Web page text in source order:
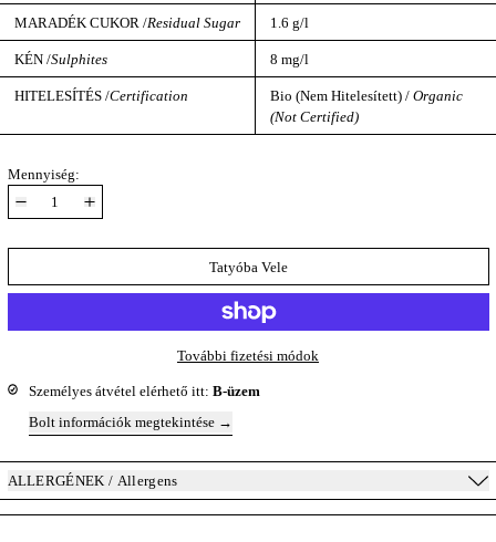
MARADÉK CUKOR /Residual Sugar 1.6 g/l
KÉN /Sulphites 8 mg/l
HITELESÍTÉS /Certification Bio (Nem Hitelesített) / Organic
(Not Certified)
Mennyiség:
Tatyóba Vele
További fizetési módok
Személyes átvétel elérhető itt: B-üzem
Bolt információk megtekintése
ALLERGÉNEK / Allergens